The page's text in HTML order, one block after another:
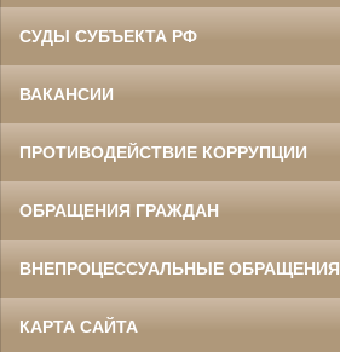
СУДЫ СУБЪЕКТА РФ
ВАКАНСИИ
ПРОТИВОДЕЙСТВИЕ КОРРУПЦИИ
ОБРАЩЕНИЯ ГРАЖДАН
ВНЕПРОЦЕССУАЛЬНЫЕ ОБРАЩЕНИЯ
КАРТА САЙТА